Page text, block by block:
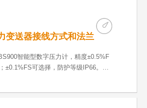
变送器接线方式和法兰
智能型数字压力计，精度±0.5%F
±0.1%FS可选择，防护等级IP66。输